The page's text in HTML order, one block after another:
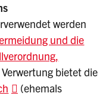
werden
und die
bietet die
(ehemals